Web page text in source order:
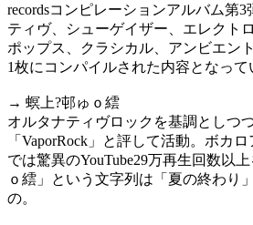
recordsコンピレーションアルバム第
ティヴ、シューゲイザー、エレクト
ポップス、クラシカル、アンビエン
1枚にコンパイルされた内容となって
→ 螟上?邨ゅｏ繧
オルタナティヴロックを基調としつ
「VaporRock」と評して活動。ボカ
では驚異のYouTube29万再生回数以
ｏ繧」という文字列は「夏の終わり
の。